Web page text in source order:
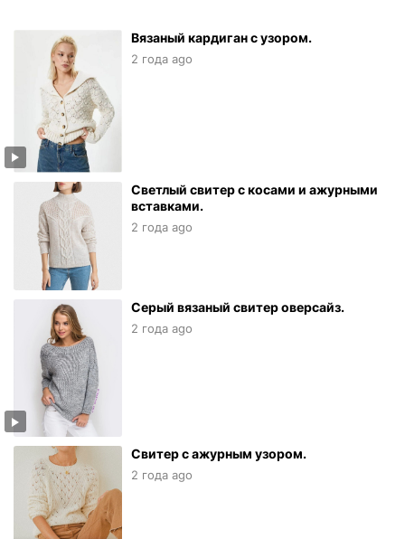
Вязаный кардиган с узором.
2 года ago
Светлый свитер с косами и ажурными
вставками.
2 года ago
Серый вязаный свитер оверсайз.
2 года ago
Свитер с ажурным узором.
2 года ago